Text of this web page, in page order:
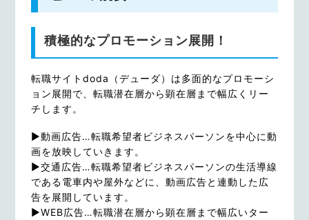
積極的なプロモーション展開！
転職サイトdoda（デューダ）は多面的なプロモーシ
ョン展開で、転職潜在層から顕在層まで幅広くリー
チします。
▶動画広告…転職希望者ビジネスパーソンを中心に動
画を放映していきます。
▶交通広告…転職希望者ビジネスパーソンの生活導線
である電車内や屋外などに、動画広告と連動した広
告を展開しています。
▶WEB広告…転職潜在層から顕在層まで幅広いター